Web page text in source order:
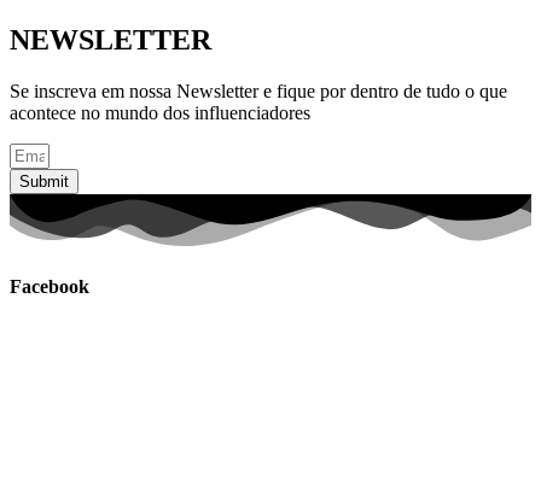
NEWSLETTER
Se inscreva em nossa Newsletter e fique por dentro de tudo o que
acontece no mundo dos influenciadores
Submit
Facebook